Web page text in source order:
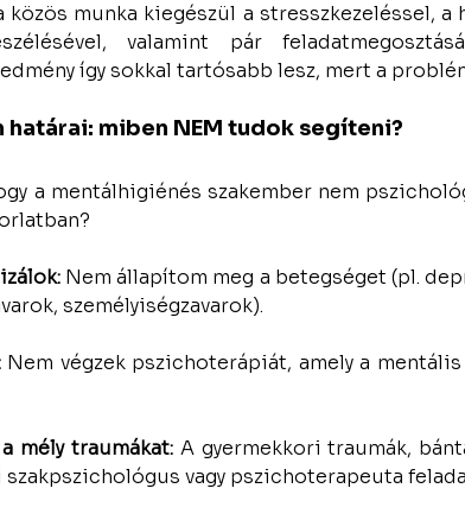
közös munka kiegészül a stresszkezeléssel, a
valamint pár
így sokkal tartósabb lesz, mert a
miben NEM tudok segíteni?
a mentálhigiénés szakember nem
Nem állapítom meg a betegséget (pl.
személyiségzavarok).
Nem végzek pszichoterápiát, amely a
mély traumákat: A gyermekkori traumák,
vagy pszichoterapeuta